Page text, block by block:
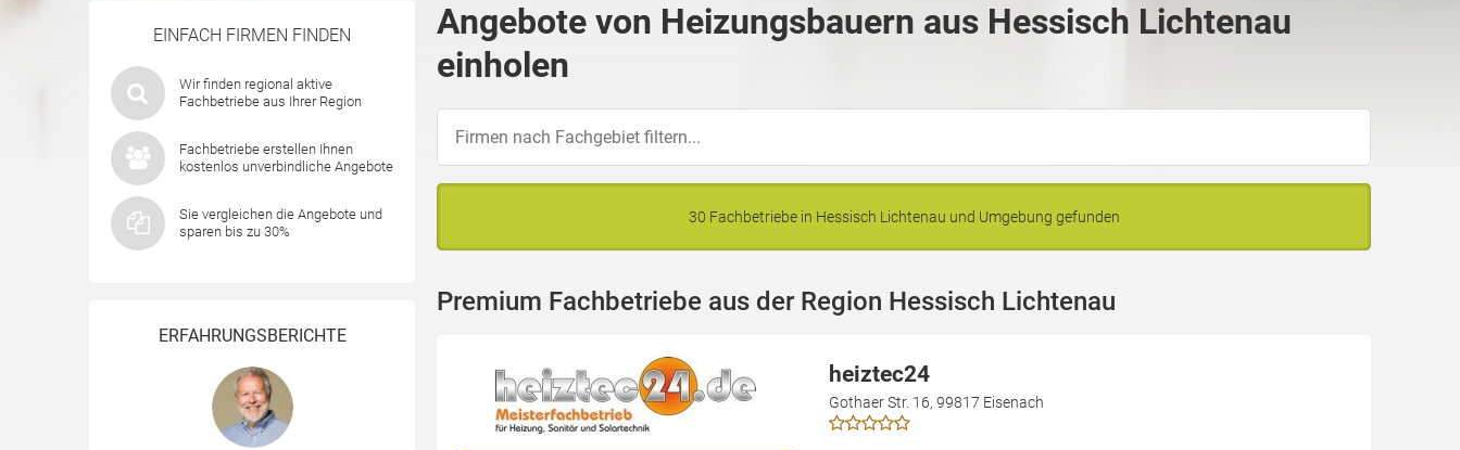
EINFACH FIRMEN FINDEN
Wir finden regional aktive
Fachbetriebe aus Ihrer Region
Fachbetriebe erstellen Ihnen
kostenlos unverbindliche Angebote
Sie vergleichen die Angebote und
sparen bis zu 30%
ERFAHRUNGSBERICHTE
Angebote von Heizungsbauern aus Hessisch Lichtenau
einholen
30 Fachbetriebe in Hessisch Lichtenau und Umgebung gefunden
Premium Fachbetriebe aus der Region Hessisch Lichtenau
heiztec24
Gothaer Str. 16, 99817 Eisenach